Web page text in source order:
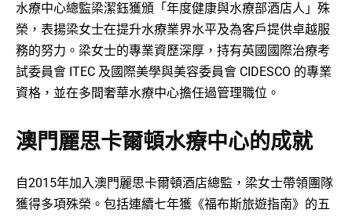
水療中心總監梁潔鈺獲頒「年度健康與水療部酒店人」殊
榮，表揚梁女士在提升水療業界水平及為客戶提供卓越服
務的努力。梁女士的專業資歷深厚，持有英國國際治療考
試委員會 ITEC 及國際美學與美容委員會 CIDESCO 的專業
資格，並在多間奢華水療中心擔任過管理職位。
澳門麗思卡爾頓水療中心的成就
自2015年加入澳門麗思卡爾頓酒店總監，梁女士帶領團隊
獲得多項殊榮。包括連續七年獲《福布斯旅遊指南》的五